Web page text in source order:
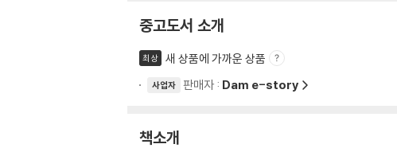
중고도서 소개
최상 새 상품에 가까운 상품
사업자 판매자 : Dam e-story
책소개